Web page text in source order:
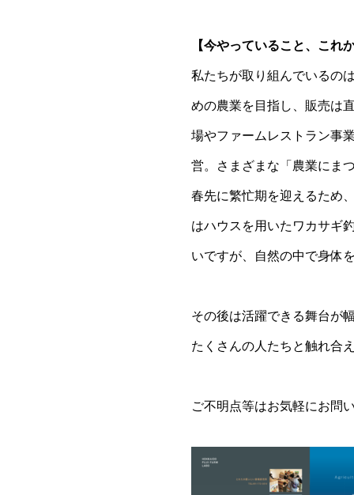
【今やっていること、これ
私たちが取り組んでいるの
めの農業を目指し、販売は
場やファームレストラン事
営。さまざまな「農業にま
春先に繁忙期を迎えるため
はハウスを用いたワカサギ
いですが、自然の中で身体
その後は活躍できる舞台が
たくさんの人たちと触れ合
ご不明点等はお気軽にお問